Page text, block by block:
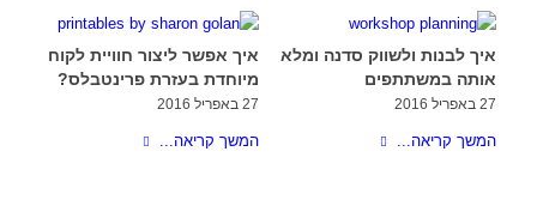
איך אפשר ליצור חוויית לקוח
מיוחדת בעזרת פרינטבלס?
27 באפריל 2016
המשך קריאה...
איך לבנות ולשווק סדנה ומלא
אותה במשתתפים
27 באפריל 2016
המשך קריאה...